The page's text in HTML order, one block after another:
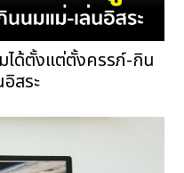
ได้ตั้งแต่ตั้งครรภ์-กิน
สระ